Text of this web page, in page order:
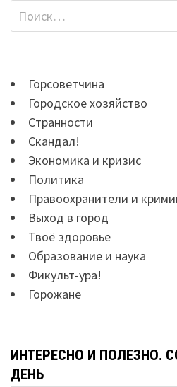
Найти:
Горсоветчина
Городское хозяйство
Странности
Скандал!
Экономика и кризис
Политика
Правоохранители и
Выход в город
Твоё здоровье
Образование и наука
Фикульт-ура!
Горожане
ИНТЕРЕСНО И ПОЛЕЗНО.
ДЕНЬ